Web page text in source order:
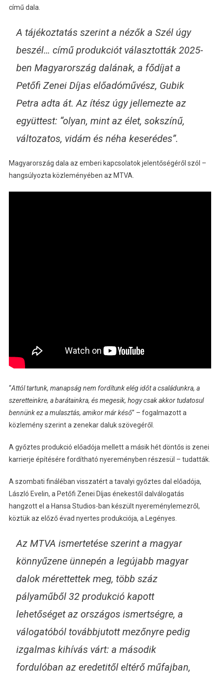
című dala.
A tájékoztatás szerint a nézők a Szél úgy
beszél… című produkciót választották 2025-
ben Magyarország dalának, a fődíjat a
Petőfi Zenei Díjas előadóművész, Gubik
Petra adta át. Az ítész úgy jellemezte az
együttest: “olyan, mint az élet, sokszínű,
változatos, vidám és néha keserédes”.
Magyarország dala az emberi kapcsolatok jelentőségéről szól –
hangsúlyozta közleményében az MTVA.
“Attól tartunk, manapság nem fordítunk elég időt a családunkra, a
szeretteinkre, a barátainkra, és megesik, hogy csak akkor tudatosul
bennünk ez a mulasztás, amikor már késő” – fogalmazott a
közlemény szerint a zenekar daluk szövegéről.
A győztes produkció előadója mellett a másik hét döntős is zenei
karrierje építésére fordítható nyereményben részesül – tudatták.
A szombati fináléban visszatért a tavalyi győztes dal előadója,
László Evelin, a Petőfi Zenei Díjas énekestől dalválogatás
hangzott el a Hansa Studios-ban készült nyereménylemezről,
köztük az előző évad nyertes produkciója, a Legényes.
Az MTVA ismertetése szerint a magyar
könnyűzene ünnepén a legújabb magyar
dalok mérettettek meg, több száz
pályaműből 32 produkció kapott
lehetőséget az országos ismertségre, a
válogatóból továbbjutott mezőnyre pedig
izgalmas kihívás várt: a második
fordulóban az eredetitől eltérő műfajban,